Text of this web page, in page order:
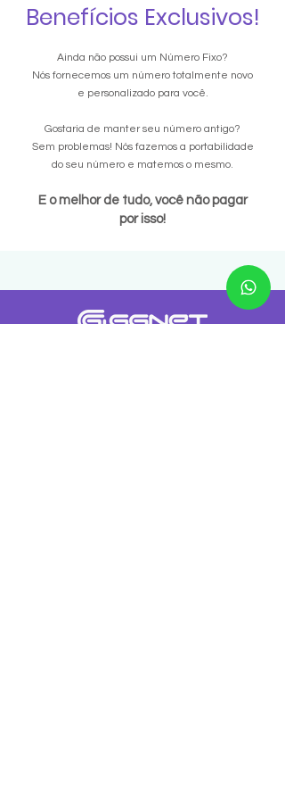
Benefícios Exclusivos!
Ainda não possui um Número Fixo?
Nós fornecemos um número totalmente novo
e personalizado para você.
Gostaria de manter seu número antigo?
Sem problemas! Nós fazemos a portabilidade
do seu número e matemos o mesmo.
E o melhor de tudo, você não pagar
por isso!